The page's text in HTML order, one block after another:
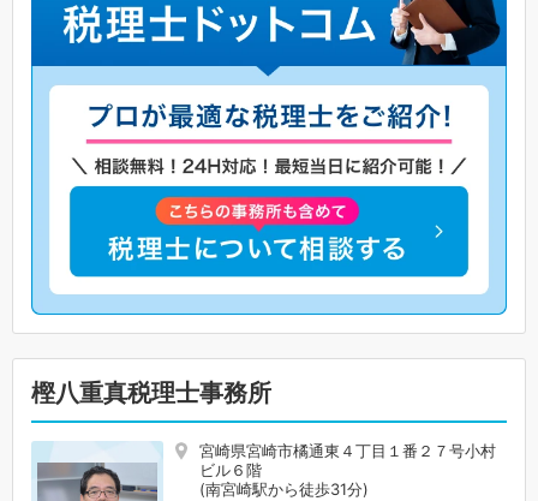
樫八重真税理士事務所
宮崎県宮崎市橘通東４丁目１番２７号小村
ビル６階
(南宮崎駅から徒歩31分)